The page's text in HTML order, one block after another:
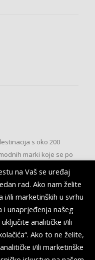
s oko 200
marki koje se po
na Vaš se uređaj
rad. Ako nam želite
i/ili marketinških u svrhu
unaprjeđenja našeg
analitičke i/ili
Ako to ne želite,
i/ili marketinške